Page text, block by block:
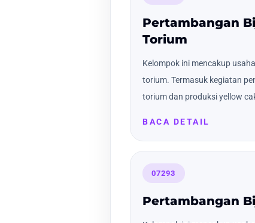
Pertambangan
Torium
Kelompok ini mencakup
torium. Termasuk kegiatan
torium dan produksi yellow
BACA DETAIL
07293
Pertambangan